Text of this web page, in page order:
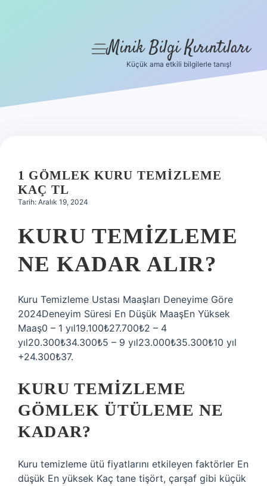
Hakkımızda
menüyü
Minik Bilgi Kırıntıları
Küçük ama etkili bilgilerle tanış!
1 GÖMLEK KURU TEMIZLEME
KAÇ TL
Tarih: Aralık 19, 2024
KURU TEMIZLEME
NE KADAR ALIR?
Kuru Temizleme Ustası Maaşları Deneyime Göre
2024Deneyim Süresi En Düşük MaaşEn Yüksek
Maaş0 – 1 yıl19.100₺27.700₺2 – 4
yıl20.300₺34.300₺5 – 9 yıl23.000₺35.300₺10 yıl
+24.300₺37.
KURU TEMIZLEME
GÖMLEK ÜTÜLEME NE
KADAR?
Kuru temizleme ütü fiyatlarını etkileyen faktörler En
düşük En yüksek Kaç tane tişört, çarşaf gibi küçük